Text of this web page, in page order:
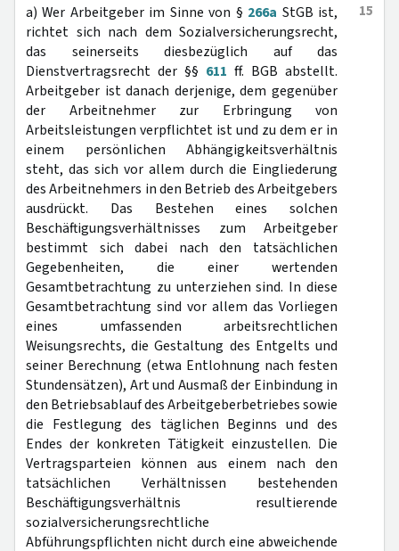
15
a) Wer Arbeitgeber im Sinne von § 266a StGB ist,
richtet sich nach dem Sozialversicherungsrecht,
das seinerseits diesbezüglich auf das
Dienstvertragsrecht der §§ 611 ff. BGB abstellt.
Arbeitgeber ist danach derjenige, dem gegenüber
der Arbeitnehmer zur Erbringung von
Arbeitsleistungen verpflichtet ist und zu dem er in
einem persönlichen Abhängigkeitsverhältnis
steht, das sich vor allem durch die Eingliederung
des Arbeitnehmers in den Betrieb des Arbeitgebers
ausdrückt. Das Bestehen eines solchen
Beschäftigungsverhältnisses zum Arbeitgeber
bestimmt sich dabei nach den tatsächlichen
Gegebenheiten, die einer wertenden
Gesamtbetrachtung zu unterziehen sind. In diese
Gesamtbetrachtung sind vor allem das Vorliegen
eines umfassenden arbeitsrechtlichen
Weisungsrechts, die Gestaltung des Entgelts und
seiner Berechnung (etwa Entlohnung nach festen
Stundensätzen), Art und Ausmaß der Einbindung in
den Betriebsablauf des Arbeitgeberbetriebes sowie
die Festlegung des täglichen Beginns und des
Endes der konkreten Tätigkeit einzustellen. Die
Vertragsparteien können aus einem nach den
tatsächlichen Verhältnissen bestehenden
Beschäftigungsverhältnis resultierende
sozialversicherungsrechtliche
Abführungspflichten nicht durch eine abweichende